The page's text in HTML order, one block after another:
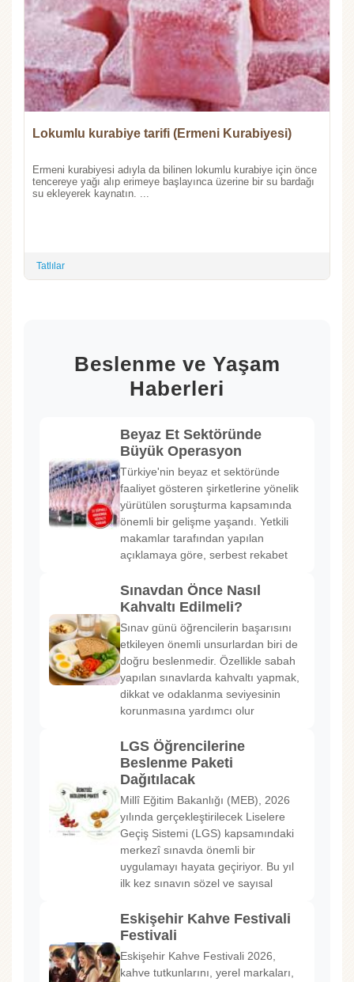
Lokumlu kurabiye tarifi (Ermeni Kurabiyesi)
Ermeni kurabiyesi adıyla da bilinen lokumlu kurabiye için önce
tencereye yağı alıp erimeye başlayınca üzerine bir su bardağı
su ekleyerek kaynatın. ...
Tatlılar
Beslenme ve Yaşam
Haberleri
Beyaz Et Sektöründe
Büyük Operasyon
Türkiye'nin beyaz et sektöründe
faaliyet gösteren şirketlerine yönelik
yürütülen soruşturma kapsamında
önemli bir gelişme yaşandı. Yetkili
makamlar tarafından yapılan
açıklamaya göre, serbest rekabet
Sınavdan Önce Nasıl
Kahvaltı Edilmeli?
Sınav günü öğrencilerin başarısını
etkileyen önemli unsurlardan biri de
doğru beslenmedir. Özellikle sabah
yapılan sınavlarda kahvaltı yapmak,
dikkat ve odaklanma seviyesinin
korunmasına yardımcı olur
LGS Öğrencilerine
Beslenme Paketi
Dağıtılacak
Millî Eğitim Bakanlığı (MEB), 2026
yılında gerçekleştirilecek Liselere
Geçiş Sistemi (LGS) kapsamındaki
merkezî sınavda önemli bir
uygulamayı hayata geçiriyor. Bu yıl
ilk kez sınavın sözel ve sayısal
Eskişehir Kahve Festivali
Festivali
Eskişehir Kahve Festivali 2026,
kahve tutkunlarını, yerel markaları,